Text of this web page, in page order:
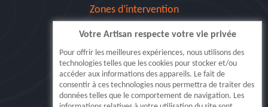
Zones d’intervention
Siret: 515 062 404 000 30
Votre Artisan respecte votre vie privée
Pour offrir les meilleures expériences, nous utilisons des
technologies telles que les cookies pour stocker et/ou
accéder aux informations des appareils. Le fait de
consentir à ces technologies nous permettra de traiter des
données telles que le comportement de navigation. Les